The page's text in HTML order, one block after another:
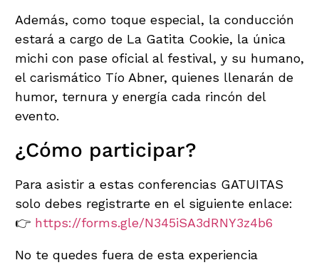
Además, como toque especial, la conducción
estará a cargo de La Gatita Cookie, la única
michi con pase oficial al festival, y su humano,
el carismático Tío Abner, quienes llenarán de
humor, ternura y energía cada rincón del
evento.
¿Cómo participar?
Para asistir a estas conferencias GATUITAS
solo debes registrarte en el siguiente enlace:
👉 https://forms.gle/N345iSA3dRNY3z4b6
No te quedes fuera de esta experiencia